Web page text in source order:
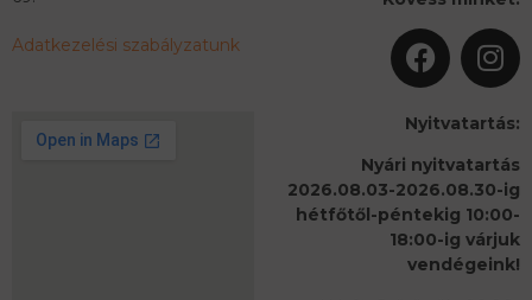
Adatkezelési szabályzatunk
Nyitvatartás:
Nyári nyitvatartás
2026.08.03-2026.08.30-ig
hétfőtől-péntekig 10:00-
18:00-ig várjuk
vendégeink!